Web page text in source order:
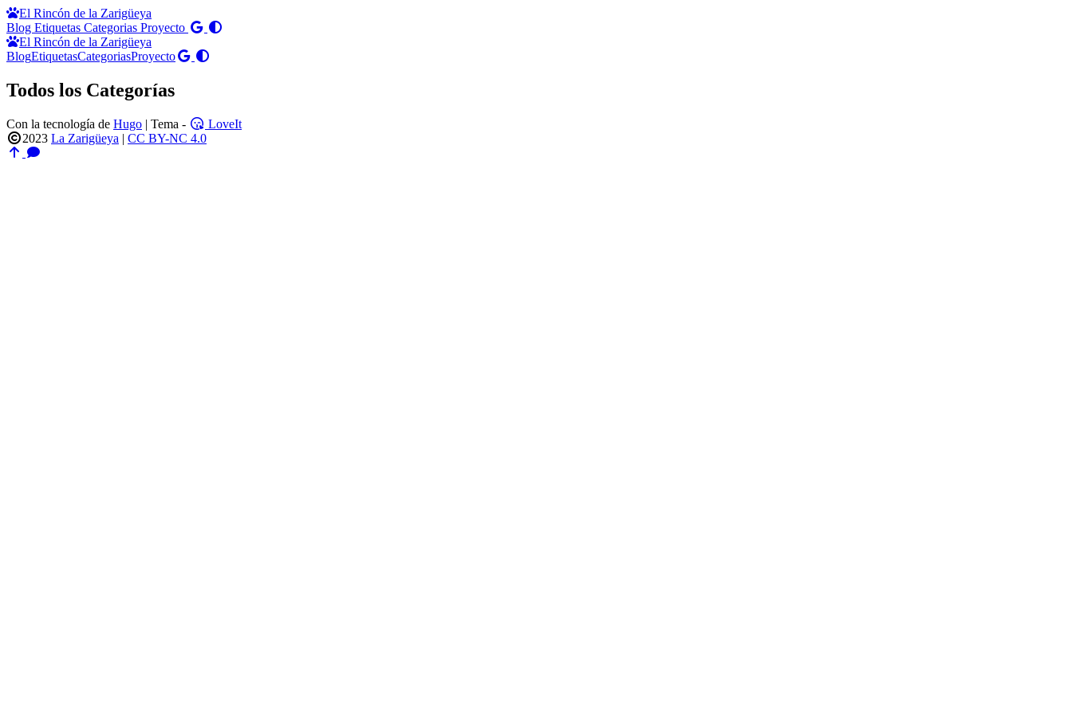
El Rincón de la Zarigüeya
Blog Etiquetas Categorias Proyecto
El Rincón de la Zarigüeya
BlogEtiquetasCategoriasProyecto
Todos los Categorías
Con la tecnología de Hugo | Tema -
LoveIt
2023 La Zarigüeya | CC BY-NC 4.0